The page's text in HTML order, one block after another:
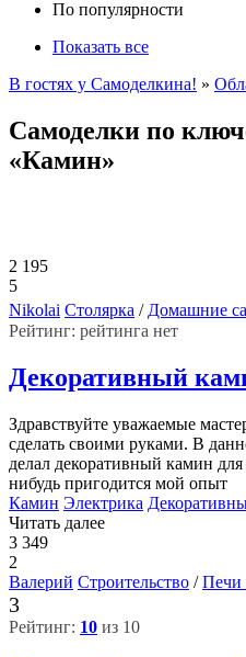
По популярности
Показать все
В гостях у Самоделкина! »
Самоделки по
«Камин»
2 195
5
Nikolai Столярка / Домашние
Рейтинг: рейтинга нет
Декоративный
Здравствуйте уважаемые
сделать своими руками. В
делал декоративный камин
нибудь пригодится мой опыт
Камин Электрика
Читать далее
3 349
2
Валерий Строительство /Печи
3
Рейтинг: 10 из 10